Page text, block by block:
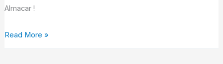
Almacar !
Read More »